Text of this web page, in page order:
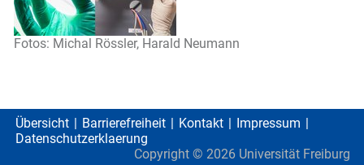
Fotos: Michal Rössler, Harald Neumann
Übersicht Barrierefreiheit Kontakt
Impressum
Datenschutzerklaerung
Copyright © 2026 Universität Freiburg